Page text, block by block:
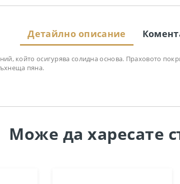
Детайлно описание
който осигурява солидна основа. Праховото
пяна.
Може да харесате